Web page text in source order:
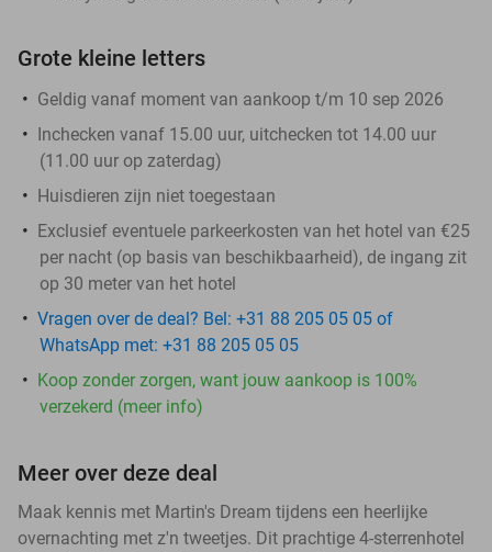
Grote kleine letters
Geldig vanaf moment van aankoop t/m 10 sep 2026
Inchecken vanaf 15.00 uur, uitchecken tot 14.00 uur
(11.00 uur op zaterdag)
Huisdieren zijn niet toegestaan
Exclusief eventuele parkeerkosten van het hotel van €25
per nacht (op basis van beschikbaarheid), de ingang zit
op 30 meter van het hotel
Vragen over de deal? Bel: +31 88 205 05 05 of
WhatsApp met: +31 88 205 05 05
Koop zonder zorgen, want jouw aankoop is 100%
verzekerd (meer info)
Meer over deze deal
Maak kennis met Martin's Dream tijdens een heerlijke
overnachting met z'n tweetjes. Dit prachtige 4-sterrenhotel